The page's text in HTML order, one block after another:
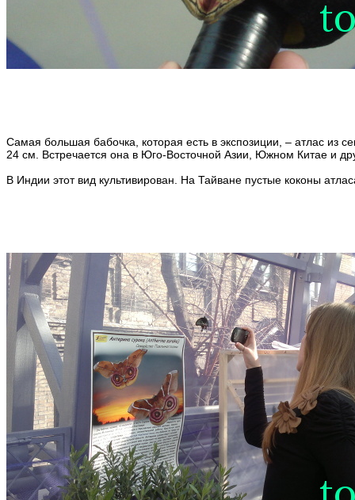
Самая большая бабочка, которая есть в экспозиции, – атлас из
24 см. Встречается она в Юго-Восточной Азии, Южном Китае и
В Индии этот вид культивирован. На Тайване пустые коконы